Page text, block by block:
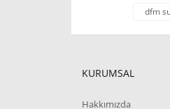
dfm
KURUMSAL
Hakkımızda